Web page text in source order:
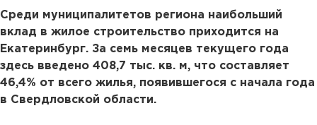
Среди муниципалитетов региона наибольший
вклад в жилое строительство приходится на
Екатеринбург. За семь месяцев текущего года
здесь введено 408,7 тыс. кв. м, что составляет
46,4% от всего жилья, появившегося с начала года
в Свердловской области.